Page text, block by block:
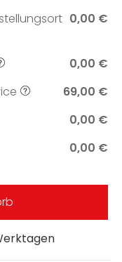
0,00 €
0,00 €
69,00 €
0,00 €
0,00 €